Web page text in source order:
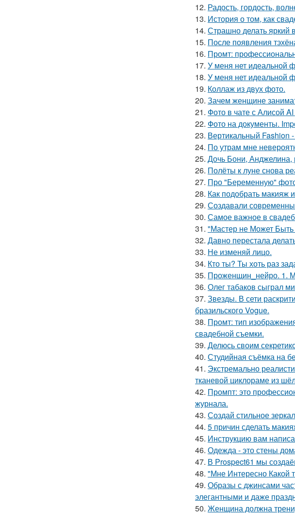
12. Радость, гордость,
13. История о том, как
14. Страшно делать яркий
15. После появления
16. Промт:
17. У меня нет идеальной
18. У меня нет идеальной
19. Коллаж из двух фото.
20. Зачем женщине
21. Фото в чате с Алисой
22. Фото на документы.
23. Вертикальный Fashion -
24. По утрам мне
25. Дочь Бони, Анджелина,
26. Полёты к луне снова
27. Про "Беременную"
28. Как подобрать макияж
29. Создавали
30. Самое важное в
31. "Мастер не Может Быть
32. Давно перестала
33. Не изменяй лицо.
34. Кто ты? Ты хоть раз
35. Проженщин_нейро. 1.
36. Олег табаков сыграл
37. Звезды. В сети
бразильского Vogue.
38. Промт: тип
свадебной съемки.
39. Делюсь своим
40. Студийная съёмка на
41. Экстремально
тканевой циклораме из
42. Промпт: это
журнала.
43. Создай стильное
44. 5 причин сделать
45. Инструкцию вам
46. Одежда - это стены
47. В Prospect61 мы
48. "Мне Интересно
49. Образы с джинсами
элегантными и даже
50. Женщина должна